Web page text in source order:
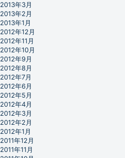
2013年3月
2013年2月
2013年1月
2012年12月
2012年11月
2012年10月
2012年9月
2012年8月
2012年7月
2012年6月
2012年5月
2012年4月
2012年3月
2012年2月
2012年1月
2011年12月
2011年11月